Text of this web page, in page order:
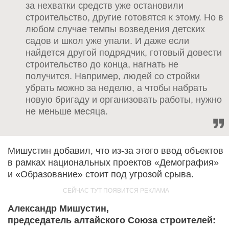
за нехватки средств уже остановили
строительство, другие готовятся к этому. Но в
любом случае темпы возведения детских
садов и школ уже упали. И даже если
найдется другой подрядчик, готовый довести
строительство до конца, нагнать не
получится. Например, людей со стройки
убрать можно за неделю, а чтобы набрать
новую бригаду и организовать работы, нужно
не меньше месяца.
Мишустин добавил, что из-за этого ввод объектов
в рамках национальных проектов «Демография»
и «Образование» стоит под угрозой срыва.
Александр Мишустин,
председатель алтайского Союза строителей: